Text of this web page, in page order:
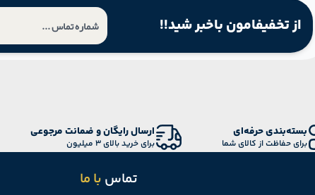
از تخفیفامون باخبر شید!!
ارسال رایگان و ضمانت مرجوعی
برای خرید بالای 3 میلیون
بسته‌بندی حرفه‌ای
برای حفاظت از کالای شما
تماس با ما